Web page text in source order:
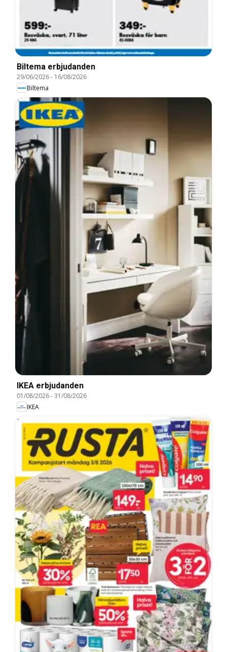
Biltema erbjudanden
29/06/2026- 16/08/2026
Biltema
IKEA erbjudanden
01/08/2026-31/08/2026
IKEA